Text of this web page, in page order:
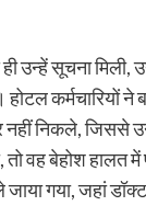
उन्हें सूचना मिली,
कर्मचारियों ने
निकले, जिससे
तो वह बेहोश हालत
गया, जहां